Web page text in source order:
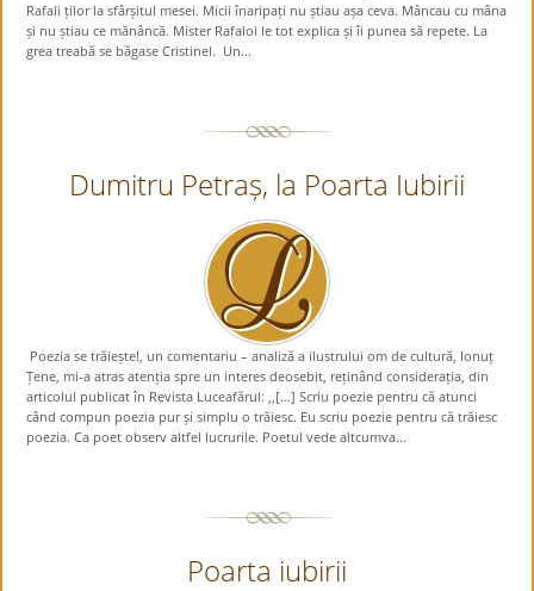
Rafali ților la sfârșitul mesei. Micii înaripați nu știau așa ceva. Mâncau cu mâna
și nu știau ce mănâncă. Mister Rafaloi le tot explica și îi punea să repete. La
grea treabă se băgase Cristinel. Un...
Dumitru Petraș, la Poarta Iubirii
Poezia se trăiește!, un comentariu – analiză a ilustrului om de cultură, Ionuț
Țene, mi-a atras atenția spre un interes deosebit, reținând considerația, din
articolul publicat în Revista Luceafărul: ,,[…] Scriu poezie pentru că atunci
când compun poezia pur și simplu o trăiesc. Eu scriu poezie pentru că trăiesc
poezia. Ca poet observ altfel lucrurile. Poetul vede altcumva...
Poarta iubirii